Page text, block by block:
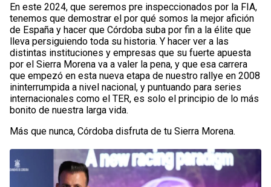
En este 2024, que seremos pre inspeccionados por la FIA,
tenemos que demostrar el por qué somos la mejor afición
de España y hacer que Córdoba suba por fin a la élite que
lleva persiguiendo toda su historia. Y hacer ver a las
distintas instituciones y empresas que su fuerte apuesta
por el Sierra Morena va a valer la pena, y que esa carrera
que empezó en esta nueva etapa de nuestro rallye en 2008
ininterrumpida a nivel nacional, y puntuando para series
internacionales como el TER, es solo el principio de lo más
bonito de nuestra larga vida.
Más que nunca, Córdoba disfruta de tu Sierra Morena.